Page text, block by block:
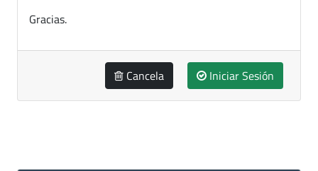
Gracias.
Cancela Iniciar Sesión